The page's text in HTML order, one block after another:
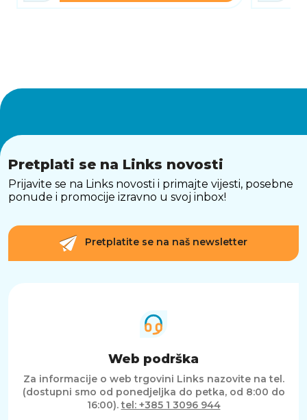
svakodnevnog korištenja. Fleksibilni materijal
dok podignuti rubovi dodatno štite zaslon i
kameru od kontakta s površinama.
PRECIZNA IZRADA I POTPUNA
Maska je precizno izrađena za Samsung Galaxy
S26, omogućujući nesmetan pristup svim
tipkama i priključcima. Tipke su responzivne, a
svi otvori pažljivo prilagođeni za jednostavno i
Galaxy S26 pruža odličan omjer zaštite,
udobnosti i funkcionalnosti. Zahvaljujući
mekanoj površini, tankom dizajnu i magnetskoj
kompatibilnosti, idealan je izbor za korisnike
koji žele pouzdanu i praktičnu zaštitu uz
Pretplati se na Links novosti
Prijavite se na Links novosti i primajte vijesti, posebne
ponude i promocije izravno u svoj inbox!
Pretplatite se na naš newsletter
Web podrška
Za informacije o web trgovini Links nazovite na tel.
(dostupni smo od ponedjeljka do petka, od 8:00 do
16:00).tel: +385 1 3096 944